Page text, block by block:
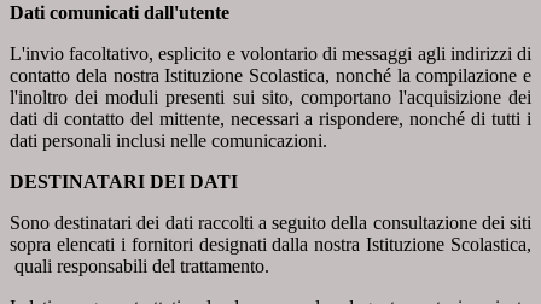
Dati comunicati dall'utente
L'invio facoltativo, esplicito e volontario di messaggi agli indirizzi di
contatto dela nostra Istituzione Scolastica, nonché la compilazione e
l'inoltro dei moduli presenti sui sito, comportano l'acquisizione dei
dati di contatto del mittente, necessari a rispondere, nonché di tutti i
dati personali inclusi nelle comunicazioni.
DESTINATARI DEI DATI
Sono destinatari dei dati raccolti a seguito della consultazione dei siti
sopra elencati i fornitori designati dalla nostra Istituzione Scolastica,
quali responsabili del trattamento.